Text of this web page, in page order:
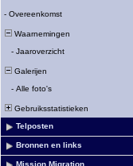
- Overeenkomst
Waarnemingen
- Jaaroverzicht
Galerijen
- Alle foto's
Gebruiksstatistieken
Telposten
Bronnen en links
Mission Migration